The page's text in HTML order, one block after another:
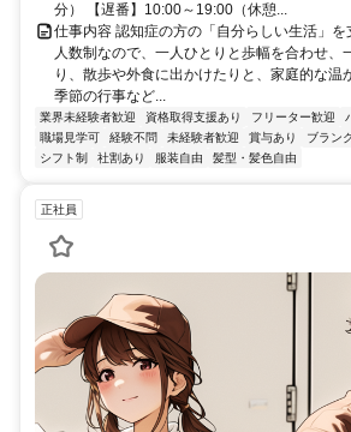
分） 【遅番】10:00～19:00（休憩...
仕事内容 認知症の方の「自分らしい生活」
人数制なので、一人ひとりと歩幅を合わせ、
り、散歩や外食に出かけたりと、家庭的な温
季節の行事など...
業界未経験者歓迎 資格取得支援あり フリーター歓迎
職場見学可
経験不問 未経験者歓迎 賞与あり ブラン
シフト制
社割あり 服装自由 髪型・髪色自由
正社員